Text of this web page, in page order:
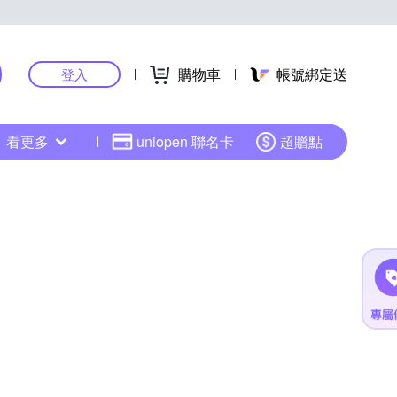
登入 購物車 帳號綁定送
看更多 uniopen 聯名卡 超贈點